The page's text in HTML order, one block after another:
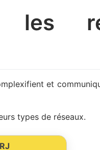
les
et
types de réseaux.